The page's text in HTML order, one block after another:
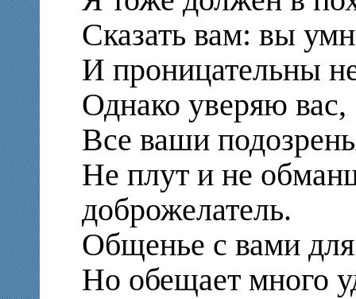
Сказать вам: вы
И проницательны
Однако уверяю вас,
Все ваши
Не плут и не
доброжелатель.
Общенье с вами
Но обещает много